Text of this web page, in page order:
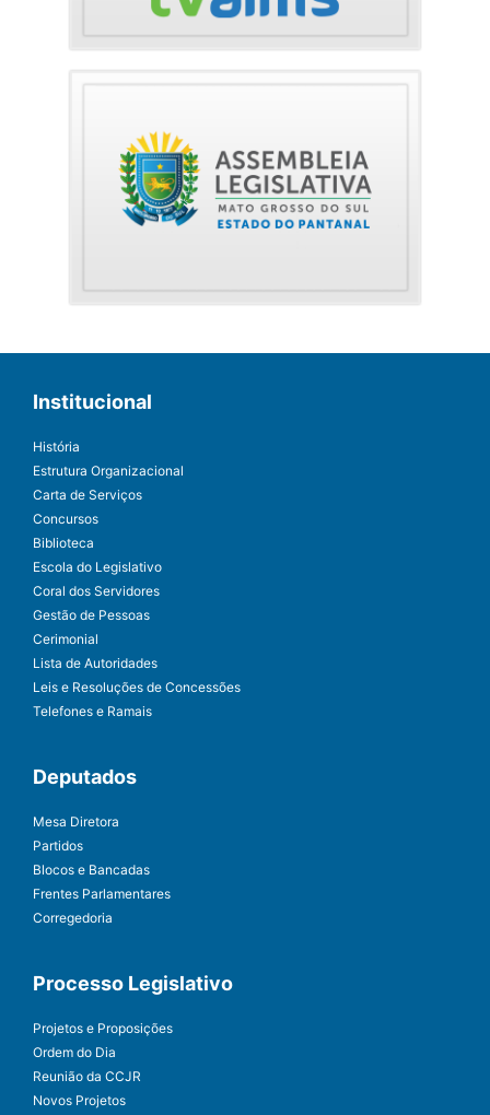
Institucional
História
Estrutura Organizacional
Carta de Serviços
Concursos
Biblioteca
Escola do Legislativo
Coral dos Servidores
Gestão de Pessoas
Cerimonial
Lista de Autoridades
Leis e Resoluções de Concessões
Telefones e Ramais
Deputados
Mesa Diretora
Partidos
Blocos e Bancadas
Frentes Parlamentares
Corregedoria
Processo Legislativo
Projetos e Proposições
Ordem do Dia
Reunião da CCJR
Novos Projetos